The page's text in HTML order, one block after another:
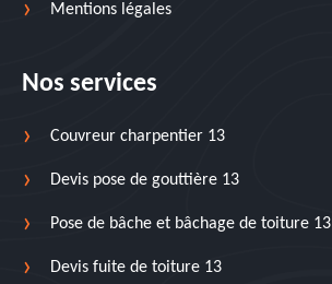
Mentions légales
Nos services
Couvreur charpentier 13
Devis pose de gouttière 13
Pose de bâche et bâchage de toiture 13
Devis fuite de toiture 13